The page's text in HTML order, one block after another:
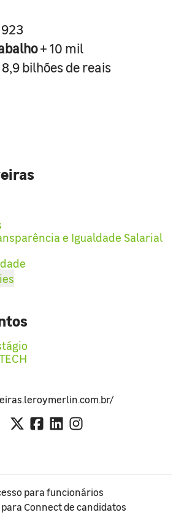
+ 10 mil
8,9 bilhões de reais
e Igualdade Salarial
para funcionários
Connect de candidatos